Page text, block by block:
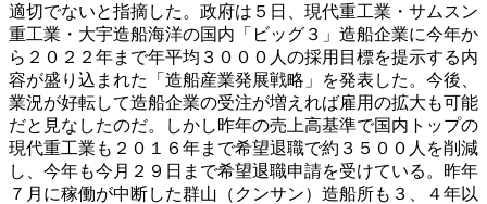
適切でないと指摘した。政府は５日、現代重工業・サムスン
重工業・大宇造船海洋の国内「ビッグ３」造船企業に今年か
ら２０２２年まで年平均３０００人の採用目標を提示する内
容が盛り込まれた「造船産業発展戦略」を発表した。今後、
業況が好転して造船企業の受注が増えれば雇用の拡大も可能
だと見なしたのだ。しかし昨年の売上高基準で国内トップの
現代重工業も２０１６年まで希望退職で約３５００人を削減
し、今年も今月２９日まで希望退職申請を受けている。昨年
７月に稼働が中断した群山（クンサン）造船所も３、４年以